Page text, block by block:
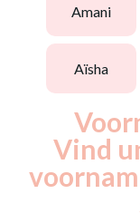
amani
aïsha
Vind